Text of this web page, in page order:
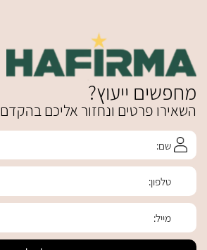
מחפשים ייעוץ?
השאירו פרטים ונחזור אליכם בהקדם